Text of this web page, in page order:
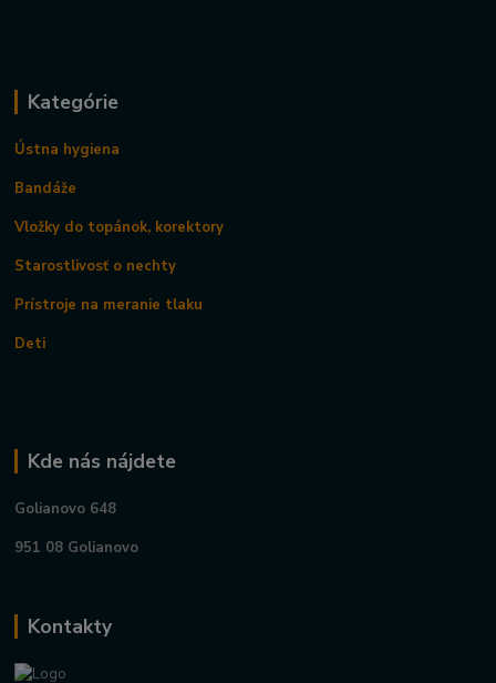
Kategórie
Ústna hygiena
Bandáže
Vložky do topánok, korektory
Starostlivosť o nechty
Prístroje na meranie tlaku
Deti
Kde nás nájdete
Golianovo 648
951 08 Golianovo
Kontakty